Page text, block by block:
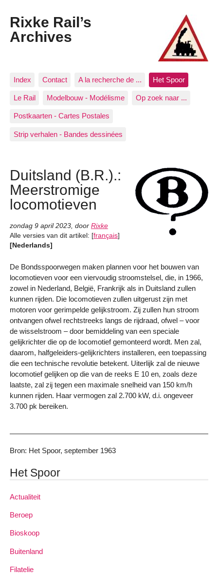
Rixke Rail’s
Archives
Index Contact A la recherche de ... Het Spoor
Le Rail Modelbouw - Modélisme Op zoek naar ...
Postkaarten - Cartes Postales
Strip verhalen - Bandes dessinées
Duitsland (B.R.).:
Meerstromige
locomotieven
zondag 9 april 2023, door Rixke
Alle versies van dit artikel: [français]
[Nederlands]
De Bondsspoorwegen maken plannen voor het bouwen van
locomotieven voor een viervoudig stroomstelsel, die, in 1966,
zowel in Nederland, België, Frankrijk als in Duitsland zullen
kunnen rijden. Die locomotieven zullen uitgerust zijn met
motoren voor gerimpelde gelijkstroom. Zij zullen hun stroom
ontvangen ofwel rechtstreeks langs de rijdraad, ofwel – voor
de wisselstroom – door bemiddeling van een speciale
gelijkrichter die op de locomotief gemonteerd wordt. Men zal,
daarom, halfgeleiders-gelijkrichters installeren, een toepassing
die een technische revolutie betekent. Uiterlijk zal de nieuwe
locomotief gelijken op die van de reeks E 10 en, zoals deze
laatste, zal zij tegen een maximale snelheid van 150 km/h
kunnen rijden. Haar vermogen zal 2.700 kW, d.i. ongeveer
3.700 pk bereiken.
Bron: Het Spoor, september 1963
Het Spoor
Actualiteit
Beroep
Bioskoop
Buitenland
Filatelie